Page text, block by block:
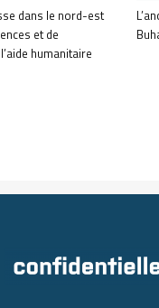
dans le nord-est
et de
humanitaire